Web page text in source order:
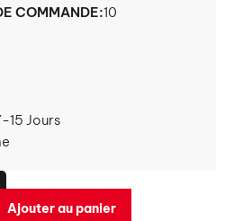
COMMANDE:10
15 Jours
Ajouter au panier